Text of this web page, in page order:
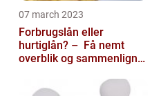
07 march 2023
Forbrugslån eller
hurtiglån? – Få nemt
overblik og sammenlign